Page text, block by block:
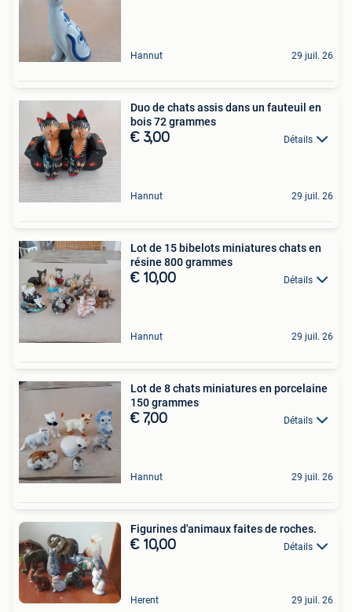
Hannut 29 juil. 26
Duo de chats assis dans un fauteuil en
bois 72 grammes
€ 3,00 Détails
Hannut 29 juil. 26
Lot de 15 bibelots miniatures chats en
résine 800 grammes
€ 10,00 Détails
Hannut 29 juil. 26
Lot de 8 chats miniatures en porcelaine
150 grammes
€ 7,00 Détails
Hannut 29 juil. 26
Figurines d'animaux faites de roches.
€ 10,00 Détails
Herent 29 juil. 26